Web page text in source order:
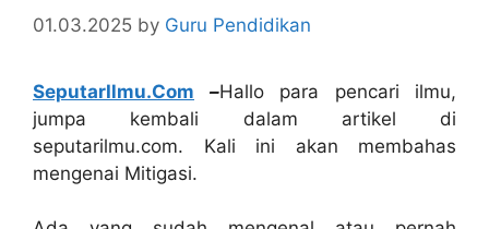
01.03.2025 by Guru Pendidikan
SeputarIlmu.Com –Hallo para pencari ilmu,
jumpa kembali dalam artikel di
seputarilmu.com. Kali ini akan membahas
mengenai Mitigasi.